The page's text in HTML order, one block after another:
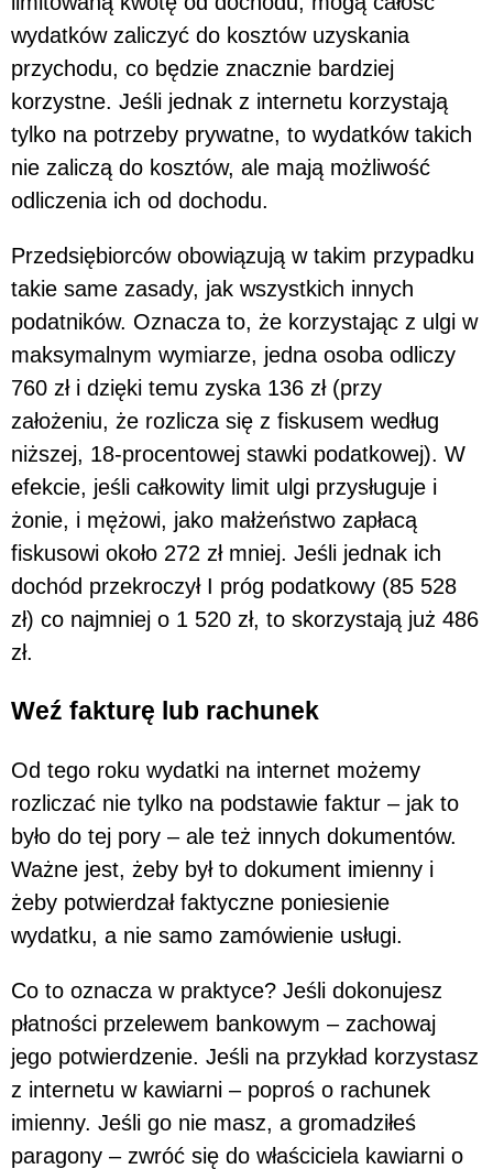
wydatków zaliczyć do kosztów uzyskania
przychodu, co będzie znacznie bardziej
korzystne. Jeśli jednak z internetu korzystają
tylko na potrzeby prywatne, to wydatków takich
nie zaliczą do kosztów, ale mają możliwość
odliczenia ich od dochodu.
Przedsiębiorców obowiązują w takim przypadku
takie same zasady, jak wszystkich innych
podatników. Oznacza to, że korzystając z ulgi w
maksymalnym wymiarze, jedna osoba odliczy
760 zł i dzięki temu zyska 136 zł (przy
założeniu, że rozlicza się z fiskusem według
niższej, 18-procentowej stawki podatkowej). W
efekcie, jeśli całkowity limit ulgi przysługuje i
żonie, i mężowi, jako małżeństwo zapłacą
fiskusowi około 272 zł mniej. Jeśli jednak ich
dochód przekroczył I próg podatkowy (85 528
zł) co najmniej o 1 520 zł, to skorzystają już 486
zł.
Weź fakturę lub rachunek
Od tego roku wydatki na internet możemy
rozliczać nie tylko na podstawie faktur – jak to
było do tej pory – ale też innych dokumentów.
Ważne jest, żeby był to dokument imienny i
żeby potwierdzał faktyczne poniesienie
wydatku, a nie samo zamówienie usługi.
Co to oznacza w praktyce? Jeśli dokonujesz
płatności przelewem bankowym – zachowaj
jego potwierdzenie. Jeśli na przykład korzystasz
z internetu w kawiarni – poproś o rachunek
imienny. Jeśli go nie masz, a gromadziłeś
paragony – zwróć się do właściciela kawiarni o